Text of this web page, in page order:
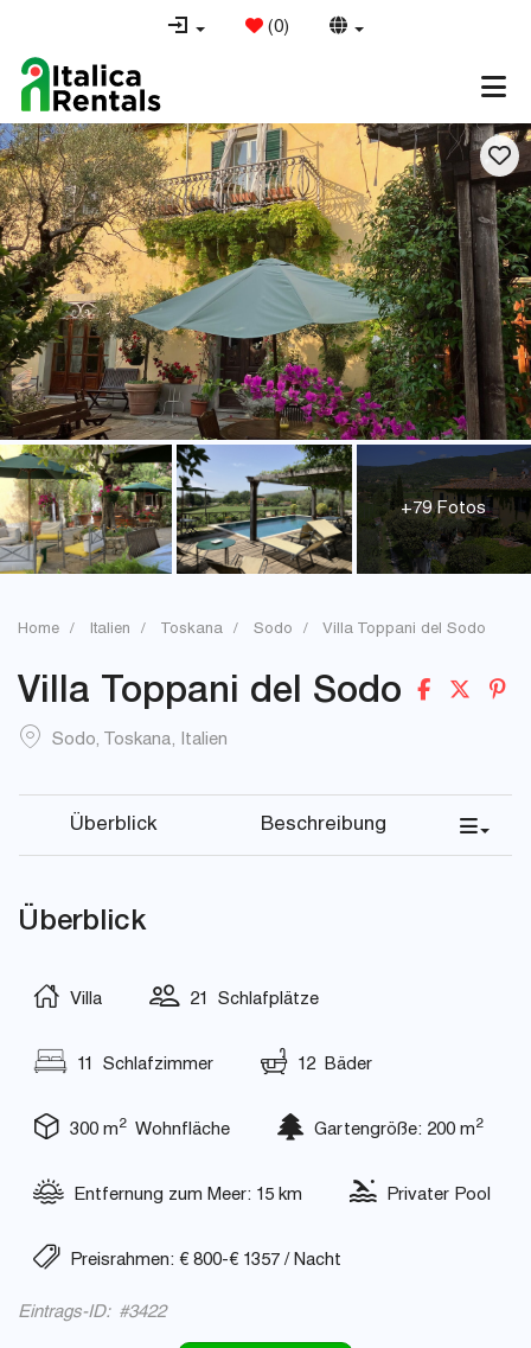
(0)
+79 Fotos
Home Italien Toskana Sodo Villa Toppani del Sodo
Villa Toppani del Sodo
Sodo, Toskana, Italien
Überblick Beschreibung
Überblick
Villa 21 Schlafplätze
11 Schlafzimmer 12 Bäder
300 m2Wohnfläche Gartengröße: 200 m2
Entfernung zum Meer: 15 km Privater Pool
Preisrahmen: € 800-€ 1357 / Nacht
Eintrags-ID: #3422